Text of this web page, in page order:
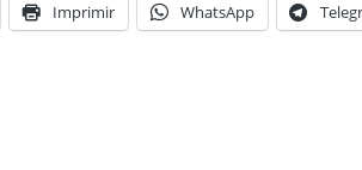
Imprimir WhatsApp